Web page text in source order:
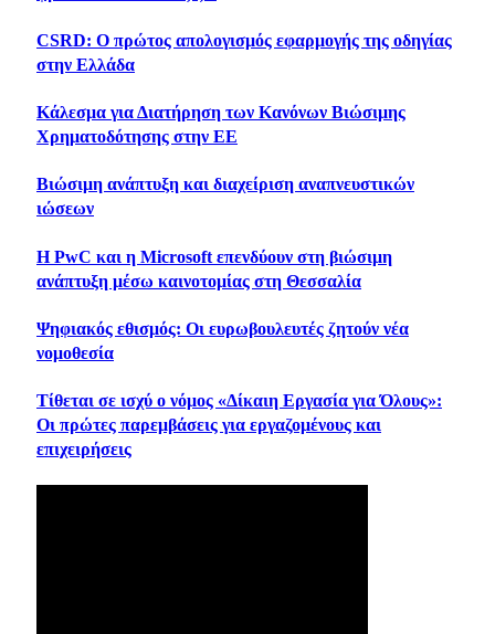
CSRD: Ο πρώτος απολογισμός εφαρμογής της οδηγίας
στην Ελλάδα
Κάλεσμα για Διατήρηση των Κανόνων Βιώσιμης
Χρηματοδότησης στην ΕΕ
Βιώσιμη ανάπτυξη και διαχείριση αναπνευστικών
ιώσεων
Η PwC και η Microsoft επενδύουν στη βιώσιμη
ανάπτυξη μέσω καινοτομίας στη Θεσσαλία
Ψηφιακός εθισμός: Οι ευρωβουλευτές ζητούν νέα
νομοθεσία
Τίθεται σε ισχύ ο νόμος «Δίκαιη Εργασία για Όλους»:
Οι πρώτες παρεμβάσεις για εργαζομένους και
επιχειρήσεις